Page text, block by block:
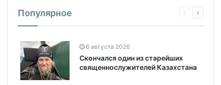
Популярное
6 августа 2026
Скончался один из старейших
священнослужителей Казахстана